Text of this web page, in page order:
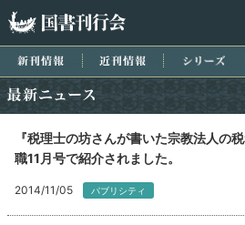
新刊情報 近刊情報 シ
『税理士の坊さんが書いた宗教法人の
職11月号で紹介されました。
2014/11/05 パブリシティ